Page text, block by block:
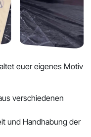
euer eigenes Motiv
verschiedenen
und Handhabung der